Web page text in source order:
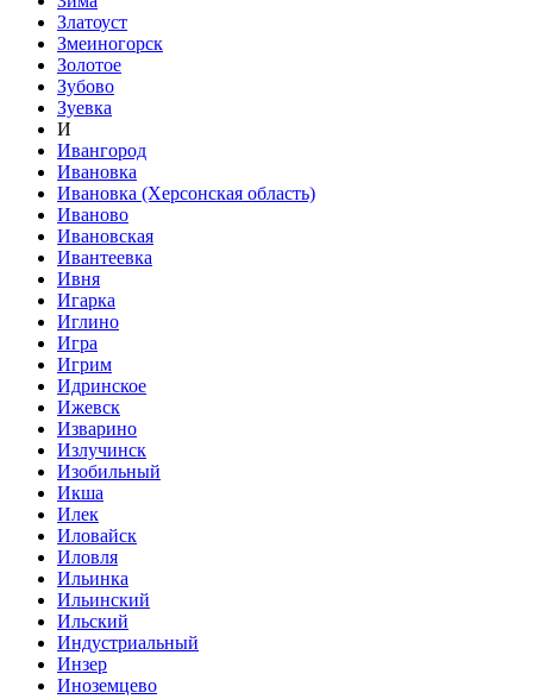
Златоуст
Змеиногорск
Золотое
Зубово
Зуевка
И
Ивангород
Ивановка
Ивановка (Херсонская область)
Иваново
Ивановская
Ивантеевка
Ивня
Игарка
Иглино
Игра
Игрим
Идринское
Ижевск
Изварино
Излучинск
Изобильный
Икша
Илек
Иловайск
Иловля
Ильинка
Ильинский
Ильский
Индустриальный
Инзер
Иноземцево